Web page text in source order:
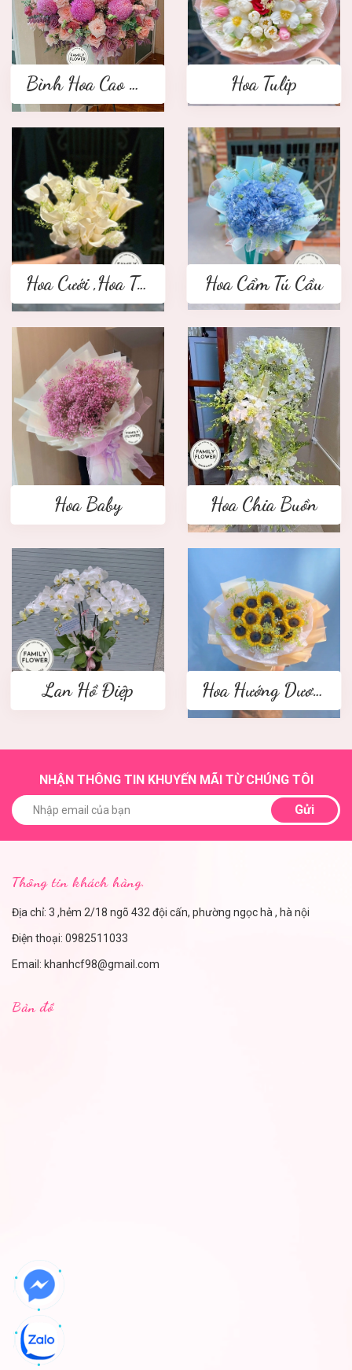
Bình Hoa Cao Cấp Hoa Tulip
Hoa Cưới ,Hoa Tay Cầm Cô Dâu Hoa Cẩm Tú Cầu
Hoa Baby Hoa Chia Buồn
Lan Hồ Điệp Hoa Hướng Dương
NHẬN THÔNG TIN KHUYẾN MÃI TỪ CHÚNG TÔI
Gửi
Thông tin khách hàng.
Địa chỉ: 3 ,hẻm 2/18 ngõ 432 đội cấn, phường ngọc hà , hà nội
Điện thoại: 0982511033
Email: khanhcf98@gmail.com
Bản đồ